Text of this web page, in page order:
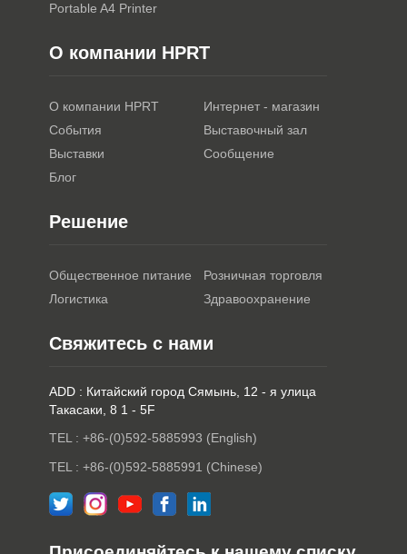
Portable A4 Printer
О компании HPRT
О компании HPRT
Интернет - магазин
События
Выставочный зал
Выставки
Сообщение
Блог
Решение
Общественное питание
Розничная торговля
Логистика
Здравоохранение
Свяжитесь с нами
ADD : Китайский город Сямынь, 12 - я улица
Такасаки, 8 1 - 5F
TEL : +86-(0)592-5885993 (English)
TEL : +86-(0)592-5885991 (Chinese)